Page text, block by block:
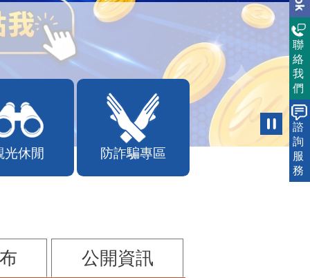
光休閒 防詐騙專區
公開資訊
聯
絡
我
們
諮
詢
服
務